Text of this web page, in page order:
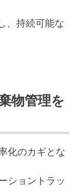
、持続可能な
物管理を
化のカギとな
ショントラッ